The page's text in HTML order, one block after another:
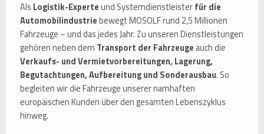
Als Logistik-Experteund Systemdienstleisterfür die
Automobilindustriebewegt MOSOLF rund 2,5 Millionen
Fahrzeuge – und das jedes Jahr. Zu unseren Dienstleistungen
gehören neben dem Transport der Fahrzeuge auch die
Verkaufs- und Vermietvorbereitungen, Lagerung,
Begutachtungen, Aufbereitung und Sonderausbau. So
begleiten wir die Fahrzeuge unserer namhaften
europäischen Kunden über den gesamten Lebenszyklus
hinweg.